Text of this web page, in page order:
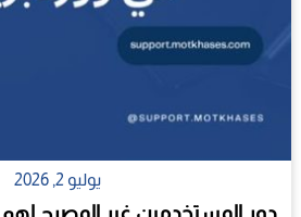
يوليو 2, 2026